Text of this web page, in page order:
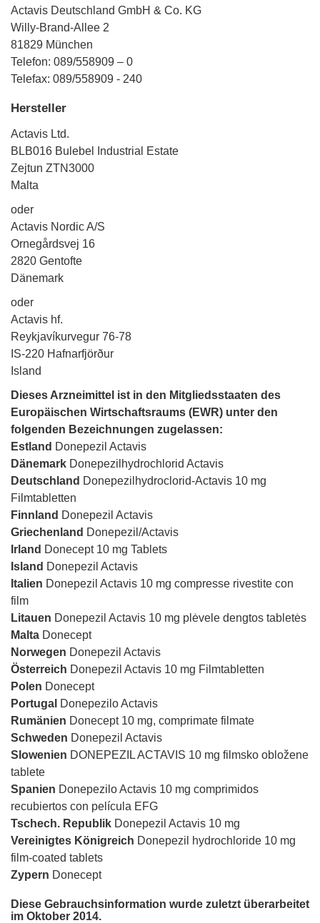
Actavis Deutschland GmbH & Co. KG
Willy-Brand-Allee 2
81829 München
Telefon: 089/558909 – 0
Telefax: 089/558909 - 240
Hersteller
Actavis Ltd.
BLB016 Bulebel Industrial Estate
Zejtun ZTN3000
Malta
oder
Actavis Nordic A/S
Ornegårdsvej 16
2820 Gentofte
Dänemark
oder
Actavis hf.
Reykjavíkurvegur 76-78
IS-220 Hafnarfjörður
Island
Dieses Arzneimittel ist in den Mitgliedsstaaten des
Europäischen Wirtschaftsraums (EWR) unter den
folgenden Bezeichnungen zugelassen:
Estland Donepezil Actavis
Dänemark Donepezilhydrochlorid Actavis
Deutschland Donepezilhydroclorid-Actavis 10 mg
Filmtabletten
Finnland Donepezil Actavis
Griechenland Donepezil/Actavis
Irland Donecept 10 mg Tablets
Island Donepezil Actavis
Italien Donepezil Actavis 10 mg compresse rivestite con
film
Litauen Donepezil Actavis 10 mg plėvele dengtos tabletės
Malta Donecept
Norwegen Donepezil Actavis
Österreich Donepezil Actavis 10 mg Filmtabletten
Polen Donecept
Portugal Donepezilo Actavis
Rumänien Donecept 10 mg, comprimate filmate
Schweden Donepezil Actavis
Slowenien DONEPEZIL ACTAVIS 10 mg filmsko obložene
tablete
Spanien Donepezilo Actavis 10 mg comprimidos
recubiertos con película EFG
Tschech. Republik Donepezil Actavis 10 mg
Vereinigtes Königreich Donepezil hydrochloride 10 mg
film-coated tablets
Zypern Donecept
Diese Gebrauchsinformation wurde zuletzt überarbeitet
im Oktober 2014.